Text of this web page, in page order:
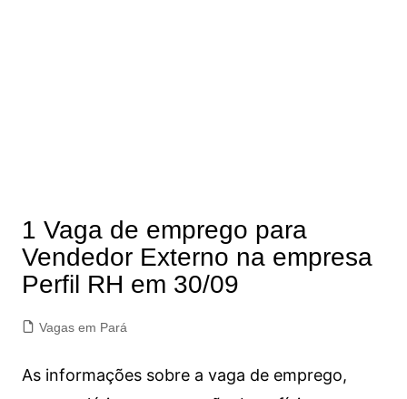
1 Vaga de emprego para
Vendedor Externo na empresa
Perfil RH em 30/09
Vagas em Pará
As informações sobre a vaga de emprego,